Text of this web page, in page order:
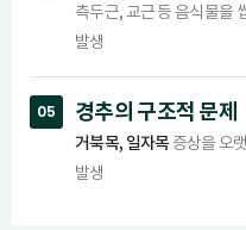
측두근, 교근 등 음식물을
발생
05 경추의 구조적 문제
거북목, 일자목증상을 오
발생